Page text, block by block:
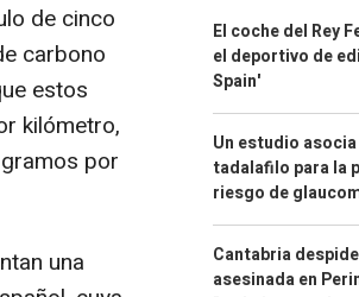
de cinco
carbono
estos
kilómetro,
por
una
El coche del Rey
el deportivo de
Spain'
Un estudio
tadalafilo para la
riesgo de
Cantabria
asesinada en